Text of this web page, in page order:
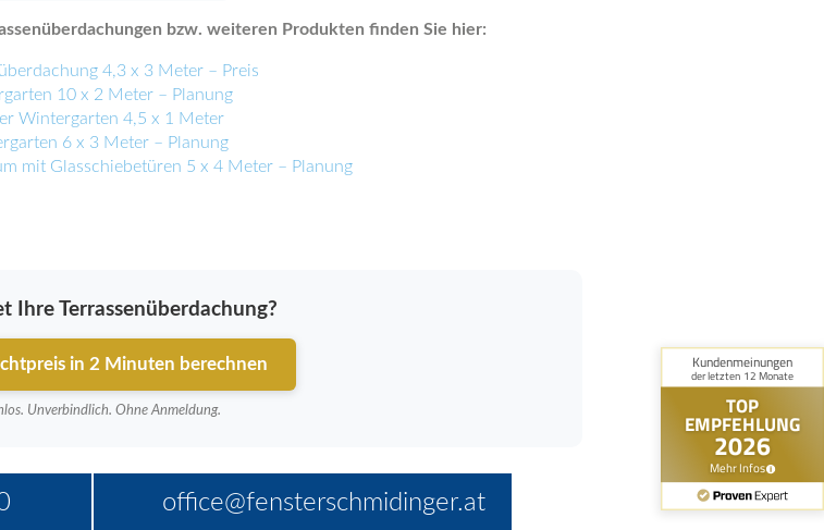
bzw. weiteren Produkten finden Sie hier:
4,3 x 3 Meter – Preis
10 x 2 Meter – Planung
Wintergarten 4,5 x 1 Meter
6 x 3 Meter – Planung
mit Glasschiebetüren 5 x 4 Meter – Planung
Ihre Terrassenüberdachung?
in 2 Minuten berechnen
Unverbindlich. Ohne Anmeldung.
office@fensterschmidinger.at